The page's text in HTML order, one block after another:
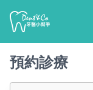
預約診療